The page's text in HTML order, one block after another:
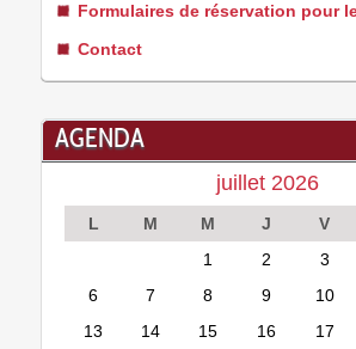
Formulaires de réservation pour
Contact
AGENDA
juillet 2026
L M M J V
1
2 3
6
7 8 9 10
13
14 15 16 17